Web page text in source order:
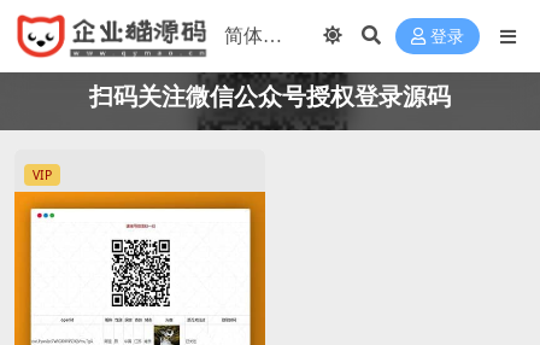
登录
扫码关注微信公众号授权登录源码
VIP